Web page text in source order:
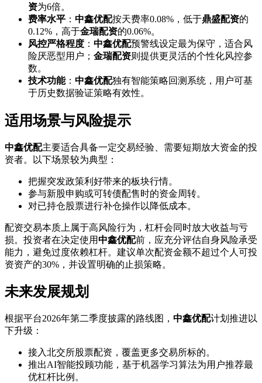
资为6倍。
费率水平 ： 中鑫优配按天费率0.08%，低于鼎盛配资的
0.12%，高于金瑞配资的0.06%。
风控严格程度 ： 中鑫优配预警线设定最为保守，适合风
险厌恶型用户； 金瑞配资则提供更灵活的个性化风控参
数。
技术功能： 中鑫优配独有智能策略回测系统，用户可基
于历史数据验证策略有效性。
适用场景与风险提示
中鑫优配主要适合具备一定交易经验、需要短期放大资金的投
资者。以下场景较为典型：
把握突发政策利好带来的板块行情。
参与新股申购或可转债配售时的资金周转。
对已持仓股票进行补仓操作以降低成本。
配资交易本质上属于高风险行为，杠杆会同时放大收益与亏
损。投资者在决定使用中鑫优配前，应充分评估自身风险承受
能力，避免过度依赖杠杆。建议单次配资金额不超过个人可投
资资产的30%，并设置明确的止损策略。
未来发展规划
根据平台2026年第二季度披露的路线图， 中鑫优配计划推进以
下升级：
接入北交所股票配资，覆盖更多交易所标的。
推出AI智能投顾功能，基于机器学习算法为用户推荐最
优杠杆比例。